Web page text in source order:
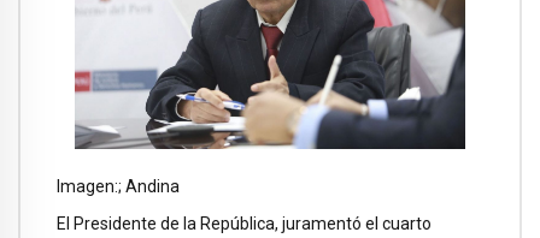
Imagen:; Andina
El Presidente de la República, juramentó el cuarto